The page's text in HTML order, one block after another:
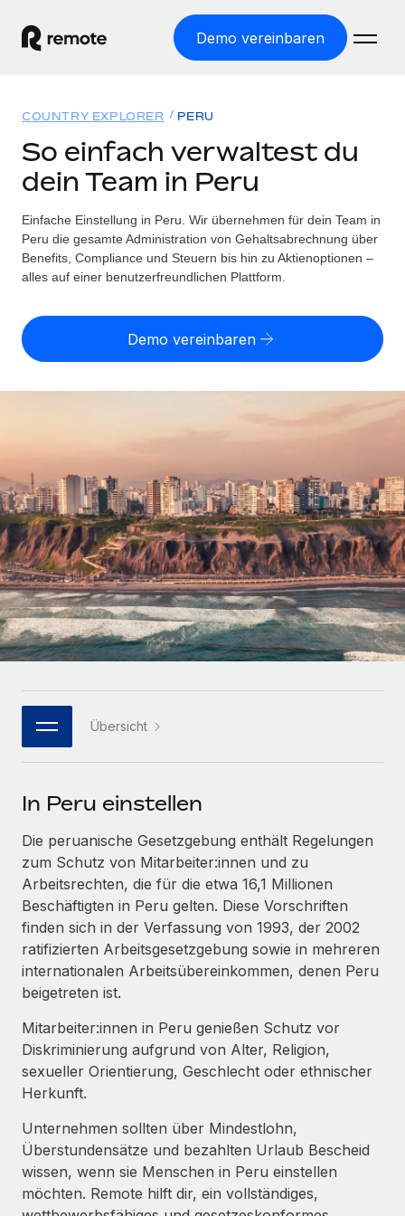
Demo vereinbaren
WELTWEITE BESCHÄFTIGUNG
Globale Payroll
Einfache, rechtssicher Payroll
Employer of Record
Contractor of Record
Contractor Management
Globales Onboarding und Verwalten von
PEO
Auslagern von komplexen HR-Aufgaben
INFRASTRUKTUR
Remote Embedded
Nahtlose Integration der HR in bestehende Abläufe
Plattform
Integrierte HR-Kernfunktionen für dein Team
Verknüpfung beliebiger KI-Tools mit Remote über unser
MCP
Prozessoptimierung mit unverzichtbaren Business-
DIENSTLEISTUNGEN
Frag unsere Expert:innen
Hilfe von Expert:innen für globale HR & Compliance
Background-Checks
Einfacheres Bewerber:innen-Screening
Compliance Watchtower
Lückenlose Compliance
Geräteverwaltung
Globale Bereitstellung und Verfolgung von IT-
Geräten
Gründung von Niederlassungen
Schnelle, rechtssichere Gründung von
Lösungen
WELTWEITE ABDECKUNG
Country Explorer
Länderspezifische Unterstützung bei der Einstellung
Explorer für US-Bundesstaaten
Einfache Einstellung in allen US-Bundesstaaten
Startups
Agile HR- und Payroll-Lösungen für wachsende
Unternehmen
Mittelstand
Maßgeschneiderte HR-Lösungen, um Teams zu
vergrößern
Enterprise
PARTNER WERDEN
Plattform
Partner werden
Entdecke die Möglichkeiten einer Partnerschaft
Remote Build
Demnächst verfügbar
Beratung zu Integrationen und KI-Automatisierung
FALLSTUDIEN
So hat der KI-Vorreiter Weaviate sein Team mit
Remote um 120 % vergrößert
Weaviate auf einen Blick Weaviate entwickelt KI-basierte
Open-Source-Infrastrukturen. Das...
Mehr erfahren
Strategische Partnerschaft zwischen
Reverse Tech und Remote für Contractor
Ressourcen
TOOLS UND RECHNER
Scheinselbstständigkeitsrisikos
Informationen zu möglichen Währungen und
Abwicklungsfristen für globale Freelancer:innen
LERNEN MIT REMOTE
Forschung und Leitfäden
Fallstudien
Checklisten und Vorlagen
Bibliothek für Stellenbeschreibungen
Newsroom
Informationen zu Gehältern und Qualifikationen
Insights Center
Hol dir Unterstützung
Alle Ressourcen anzeigen
Globale Payroll
EOR und PEO
Contractor Management
Steuern
Preise
Français
Deutsch
Español
Italiano
Português (Portugal)
日本語
한국어
Anmelden
COUNTRY EXPLORER PERU
So einfach verwaltest du
dein Team in Peru
Einfache Einstellung in Peru. Wir übernehmen für dein Team in
Peru die gesamte Administration von Gehaltsabrechnung über
Benefits, Compliance und Steuern bis hin zu Aktienoptionen –
alles auf einer benutzerfreundlichen Plattform.
Demo vereinbaren
Übersicht
In Peru einstellen
Die peruanische Gesetzgebung enthält Regelungen
zum Schutz von Mitarbeiter:innen und zu
Arbeitsrechten, die für die etwa 16,1 Millionen
Beschäftigten in Peru gelten. Diese Vorschriften
finden sich in der Verfassung von 1993, der 2002
ratifizierten Arbeitsgesetzgebung sowie in mehreren
internationalen Arbeitsübereinkommen, denen Peru
beigetreten ist.
Mitarbeiter:innen in Peru genießen Schutz vor
Diskriminierung aufgrund von Alter, Religion,
sexueller Orientierung, Geschlecht oder ethnischer
Herkunft.
Unternehmen sollten über Mindestlohn,
Überstundensätze und bezahlten Urlaub Bescheid
wissen, wenn sie Menschen in Peru einstellen
möchten. Remote hilft dir, ein vollständiges,